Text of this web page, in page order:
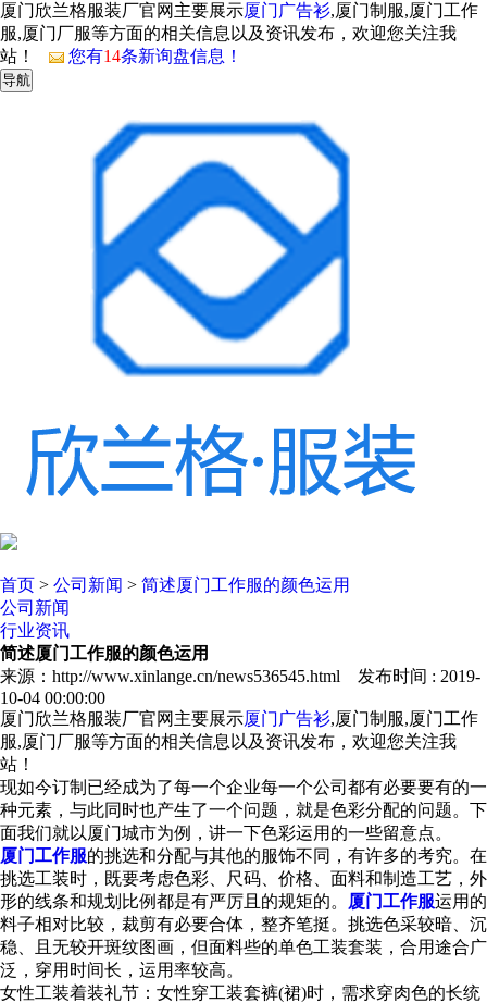
厦门欣兰格服装厂官网主要展示厦门广告衫,厦门制服,厦门工作
服,厦门厂服等方面的相关信息以及资讯发布，欢迎您关注我
站！
您有14条新询盘信息！
导航
首页 > 公司新闻 > 简述厦门工作服的颜色运用
公司新闻
行业资讯
简述厦门工作服的颜色运用
来源：http://www.xinlange.cn/news536545.html 发布时间 : 2019-
10-04 00:00:00
厦门欣兰格服装厂官网主要展示厦门广告衫,厦门制服,厦门工作
服,厦门厂服等方面的相关信息以及资讯发布，欢迎您关注我
站！
现如今订制已经成为了每一个企业每一个公司都有必要要有的一
种元素，与此同时也产生了一个问题，就是色彩分配的问题。下
面我们就以厦门城市为例，讲一下色彩运用的一些留意点。
厦门工作服的挑选和分配与其他的服饰不同，有许多的考究。在
挑选工装时，既要考虑色彩、尺码、价格、面料和制造工艺，外
形的线条和规划比例都是有严厉且的规矩的。
厦门工作服运用的
料子相对比较，裁剪有必要合体，整齐笔挺。挑选色采较暗、沉
稳、且无较开斑纹图画，但面料些的单色工装套装，合用途合广
泛，穿用时间长，运用率较高。
女性工装着装礼节：女性穿工装套裤(裙)时，需求穿肉色的长统